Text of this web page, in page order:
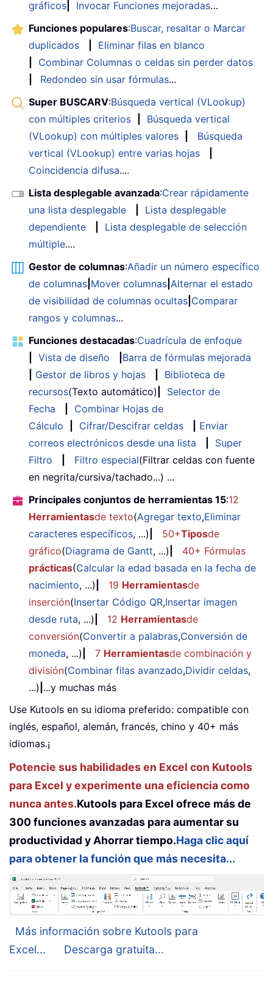
gráficos Invocar Funciones mejoradas…
Funciones populares:Buscar, resaltar o Marcar
duplicados
Eliminar filas en blanco
Combinar Columnas o celdas sin perder datos
Redondeo sin usar fórmulas...
Super BUSCARV:Búsqueda vertical (VLookup)
con múltiples criterios
Búsqueda vertical
(VLookup) con múltiples valores
Búsqueda
vertical (VLookup) entre varias hojas
Coincidencia difusa....
Lista desplegable avanzada:Crear rápidamente
una lista desplegable
Lista desplegable
dependiente
Lista desplegable de selección
múltiple....
Gestor de columnas:Añadir un número específico
de columnas Mover columnas Alternar el estado
de visibilidad de columnas ocultas Comparar
rangos y columnas...
Funciones destacadas:Cuadrícula de enfoque
Vista de diseño
Barra de fórmulas mejorada
Gestor de libros y hojas
Biblioteca de
recursos(Texto automático)
Selector de
Fecha
Combinar Hojas de
Cálculo
Cifrar/Descifrar celdas
Enviar
correos electrónicos desde una lista
Super
Filtro
Filtro especial(Filtrar celdas con fuente
en negrita/cursiva/tachado...) ...
Principales conjuntos de herramientas 15:12
Herramientasde texto(Agregar texto,Eliminar
caracteres específicos, ...) 50+Tiposde
gráfico(Diagrama de Gantt, ...)
40+ Fórmulas
prácticas(Calcular la edad basada en la fecha de
nacimiento, ...) 19 Herramientasde
inserción(Insertar Código QR,Insertar imagen
desde ruta, ...) 12 Herramientasde
conversión(Convertir a palabras,Conversión de
moneda, ...) 7 Herramientasde combinación y
división(Combinar filas avanzado,Dividir celdas,
...) ...y muchas más
Use Kutools en su idioma preferido: compatible con
inglés, español, alemán, francés, chino y 40+ más
idiomas.¡
Potencie sus habilidades en Excel con Kutools
para Excel y experimente una eficiencia como
nunca antes.Kutools para Excel ofrece más de
300 funciones avanzadas para aumentar su
productividad y Ahorrar tiempo.Haga clic aquí
para obtener la función que más necesita...
Más información sobre Kutools para
Excel...
Descarga gratuita...